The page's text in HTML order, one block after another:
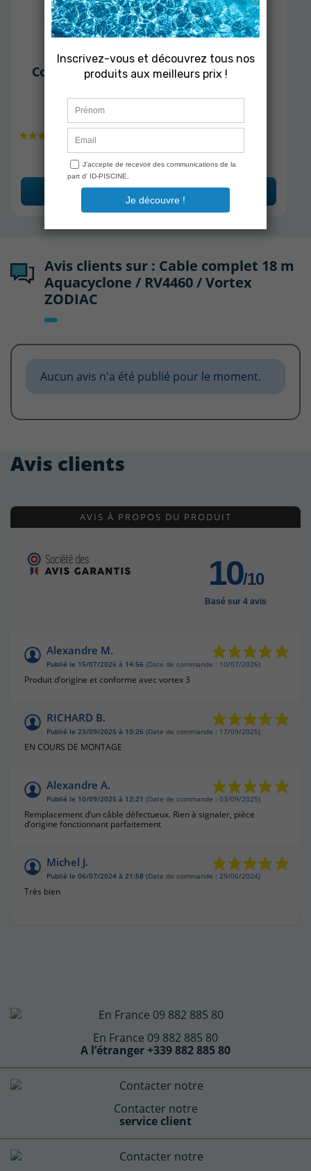
ZODIAC
Connecteur de câble Vortex / Cyclonx
22,90 €
Avis clients sur : Cable complet 18 m
Aquacyclone / RV4460 / Vortex
ZODIAC
Aucun avis n'a été publié pour le moment.
Avis clients
AVIS À PROPOS DU PRODUIT
10/10
Basé sur 4 avis
Alexandre M.
Publié le 15/07/2026 à 14:56 (Date de commande : 10/07/2026)
Produit d’origine et conforme avec vortex 3
RICHARD B.
Publié le 23/09/2025 à 10:26 (Date de commande : 17/09/2025)
EN COURS DE MONTAGE
Alexandre A.
Publié le 10/09/2025 à 12:21 (Date de commande : 03/09/2025)
Remplacement d’un câble défectueux. Rien à signaler, pièce
d’origine fonctionnant parfaitement
Michel J.
Publié le 06/07/2024 à 21:58 (Date de commande : 29/06/2024)
Très bien
En France 09 882 885 80
A l’étranger +339 882 885 80
Contacter notre
service client